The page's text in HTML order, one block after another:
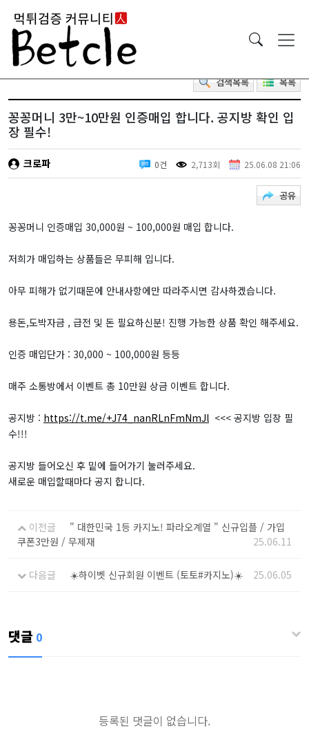
검색목록 목록
꽁꽁머니 3만~10만원 인증매입 합니다. 공지방 확인 입
장 필수!
크로파 0건 2,713회 25.06.08 21:06
공유
꽁꽁머니 인증매입 30,000원 ~ 100,000원 매입 합니다.
저희가 매입하는 상품들은 무피해 입니다.
아무 피해가 없기때문에 안내사항에만 따라주시면 감사하겠습니다.
용돈,도박자금 , 급전 및 돈 필요하신분! 진행 가능한 상품 확인 해주세요.
인증 매입단가 : 30,000 ~ 100,000원 등등
매주 소통방에서 이벤트 총 10만원 상금 이벤트 합니다.
공지방 : https://t.me/+J74_nanRLnFmNmJl <<< 공지방 입장 필
수!!!
공지방 들어오신 후 밑에 들어가기 눌러주세요.
새로운 매입할때마다 공지 합니다.
이전글
" 대한민국 1등 카지노! 파라오계열 " 신규입플 / 가입
쿠폰3만원 / 무제재
25.06.11
다음글 ☀️하이벳 신규회원 이벤트 (토토#카지노)☀️ 25.06.05
댓글 0
등록된 댓글이 없습니다.